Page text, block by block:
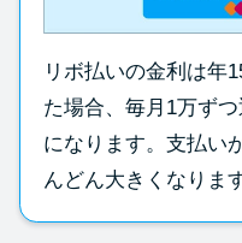
リボ払いの金利は年
た場合、毎月1万ずつ
になります。支払い
んどん大きくなりま